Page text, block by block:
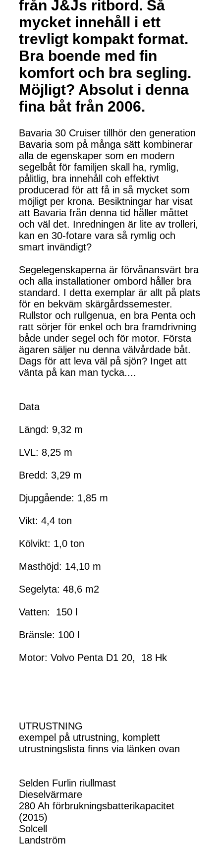
från J&Js ritbord. Så
mycket innehåll i ett
trevligt kompakt format.
Bra boende med fin
komfort och bra segling.
Möjligt? Absolut i denna
fina båt från 2006.
Bavaria 30 Cruiser tillhör den generation
Bavaria som på många sätt kombinerar
alla de egenskaper som en modern
segelbåt för familjen skall ha, rymlig,
pålitlig, bra innehåll coh effektivt
producerad för att få in så mycket som
möjligt per krona. Besiktningar har visat
att Bavaria från denna tid håller måttet
och väl det. Inredningen är lite av trolleri,
kan en 30-fotare vara så rymlig och
smart invändigt?
Segelegenskaperna är förvånansvärt bra
och alla installationer ombord håller bra
standard. I detta exemplar är allt på plats
för en bekväm skärgårdssemester.
Rullstor och rullgenua, en bra Penta och
ratt sörjer för enkel och bra framdrivning
både under segel och för motor. Första
ägaren säljer nu denna välvårdade båt.
Dags för att leva väl på sjön? Inget att
vänta på kan man tycka....
Data
Längd: 9,32 m
LVL: 8,25 m
Bredd: 3,29 m
Djupgående: 1,85 m
Vikt: 4,4 ton
Kölvikt: 1,0 ton
Masthöjd: 14,10 m
Segelyta: 48,6 m2
Vatten: 150 l
Bränsle: 100 l
Motor: Volvo Penta D1 20, 18 Hk
UTRUSTNING
exempel på utrustning, komplett
utrustningslista finns via länken ovan
Selden Furlin riullmast
Dieselvärmare
280 Ah förbrukningsbatterikapacitet
(2015)
Solcell
Landström